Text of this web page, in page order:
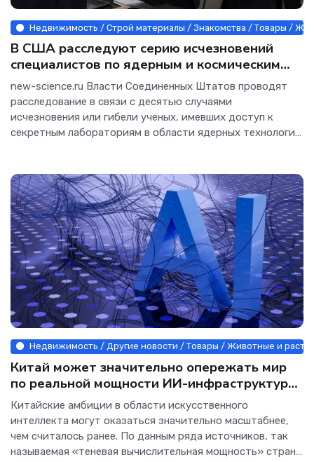
Недвижимость / Строй материалы / Знакомства / Товары /
В США расследуют серию исчезновений
специалистов по ядерным и космическим
разработкам - Интернет технологии.
new-science.ru Власти Соединенных Штатов проводят
расследование в связи с десятью случаями
исчезновения или гибели ученых, имевших доступ к
секретным лабораториям в области ядерных технологий
Недвижимость / Другие новости / Товары / Животные и
Китай может значительно опережать мир
по реальной мощности ИИ-инфраструктуры
- Интернет технологии.
Китайские амбиции в области искусственного
интеллекта могут оказаться значительно масштабнее,
чем считалось ранее. По данным ряда источников, так
называемая «теневая вычислительная мощность» страны